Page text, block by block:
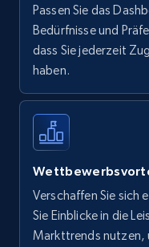
Passen Sie das
Bedürfnisse und
dass Sie jederzeit
haben.
Verschaffen Sie sich
Sie Einblicke in die
Markttrends nutzen,